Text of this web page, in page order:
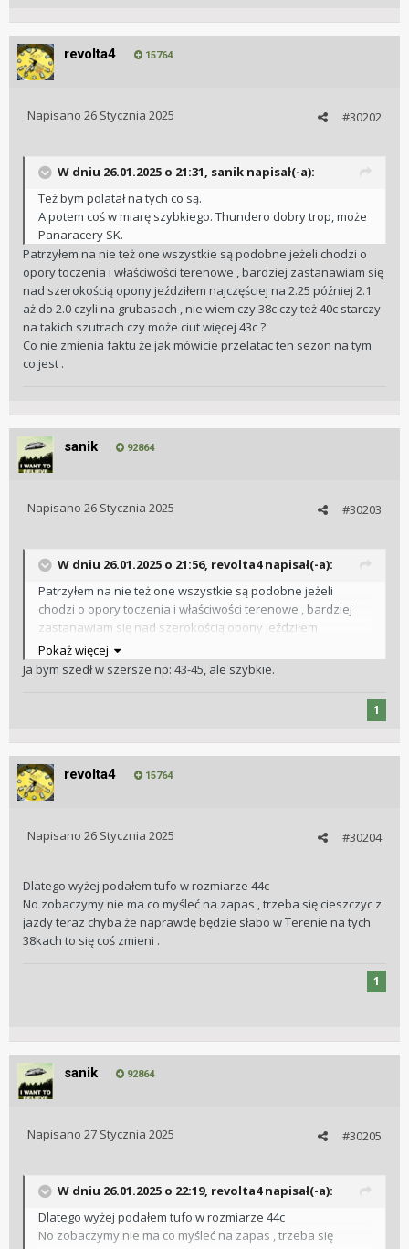
???
Chodzi mi też o szerokość opony 38-40-43- może 45 szerzej
już bym nie chciał
revolta4 15764
#30202
Napisano 26 Stycznia 2025
W dniu 26.01.2025 o 21:31, sanik napisał(-a):
Też bym polatał na tych co są.
A potem coś w miarę szybkiego. Thundero dobry trop, może
Panaracery SK.
Patrzyłem na nie też one wszystkie są podobne jeżeli chodzi o
opory toczenia i właściwości terenowe , bardziej zastanawiam się
nad szerokością opony jeździłem najczęściej na 2.25 później 2.1
aż do 2.0 czyli na grubasach , nie wiem czy 38c czy też 40c starczy
na takich szutrach czy może ciut więcej 43c ?
Co nie zmienia faktu że jak mówicie przelatac ten sezon na tym
co jest .
sanik 92864
#30203
Napisano 26 Stycznia 2025
W dniu 26.01.2025 o 21:56, revolta4napisał(-a):
Patrzyłem na nie też one wszystkie są podobne jeżeli
chodzi o opory toczenia i właściwości terenowe , bardziej
zastanawiam się nad szerokością opony jeździłem
najczęściej na 2.25 później 2.1 aż do 2.0 czyli na grubasach ,
nie wiem czy 38c czy też 40c starczy na takich szutrach czy
może ciut więcej 43c ?
Pokaż więcej
Ja bym szedł w szersze np: 43-45, ale szybkie.
1
revolta4 15764
#30204
Napisano 26 Stycznia 2025
Dlatego wyżej podałem tufo w rozmiarze 44c
No zobaczymy nie ma co myśleć na zapas , trzeba się cieszczyc z
jazdy teraz chyba że naprawdę będzie słabo w Terenie na tych
38kach to się coś zmieni .
1
sanik 92864
#30205
Napisano 27 Stycznia 2025
W dniu 26.01.2025 o 22:19, revolta4napisał(-a):
Dlatego wyżej podałem tufo w rozmiarze 44c
No zobaczymy nie ma co myśleć na zapas , trzeba się